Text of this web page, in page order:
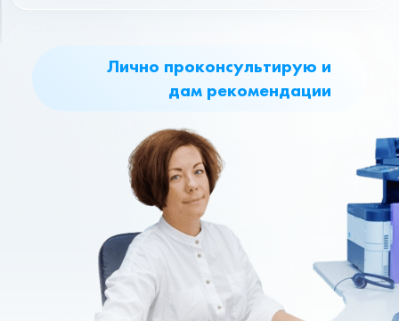
Лично проконсультирую и
дам рекомендации